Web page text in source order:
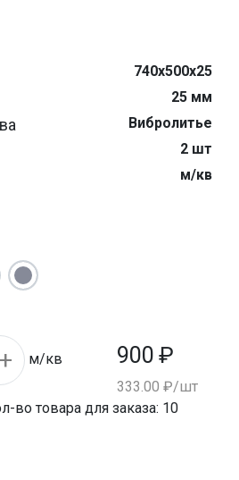
740x500x25
25 мм
Вибролитье
2 шт
м/кв
м/кв 900 ₽
333.00 ₽/шт
во товара для заказа: 10